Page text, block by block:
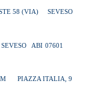
58 (VIA)
SEVESO
SEVESO ABI 07601
PIAZZA ITALIA, 9